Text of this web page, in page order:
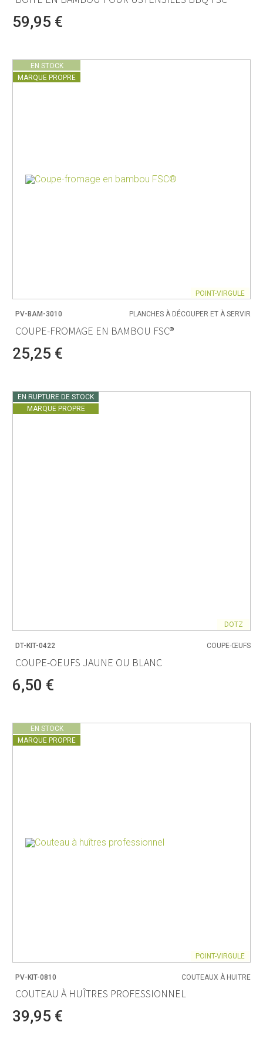
59,95 €
EN STOCK
MARQUE PROPRE
POINT-VIRGULE
PV-BAM-3010 PLANCHES À DÉCOUPER ET À SERVIR
COUPE-FROMAGE EN BAMBOU FSC®
25,25 €
EN RUPTURE DE STOCK
MARQUE PROPRE
DOTZ
DT-KIT-0422 COUPE-ŒUFS
COUPE-OEUFS JAUNE OU BLANC
6,50 €
EN STOCK
MARQUE PROPRE
POINT-VIRGULE
PV-KIT-0810 COUTEAUX À HUITRE
COUTEAU À HUÎTRES PROFESSIONNEL
39,95 €